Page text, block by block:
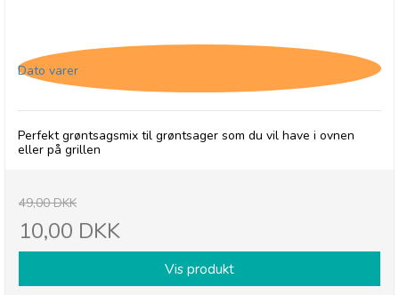
Dato varer
Perfekt grøntsagsmix til grøntsager som du vil have i ovnen
eller på grillen
49,00 DKK
10,00 DKK
Vis produkt